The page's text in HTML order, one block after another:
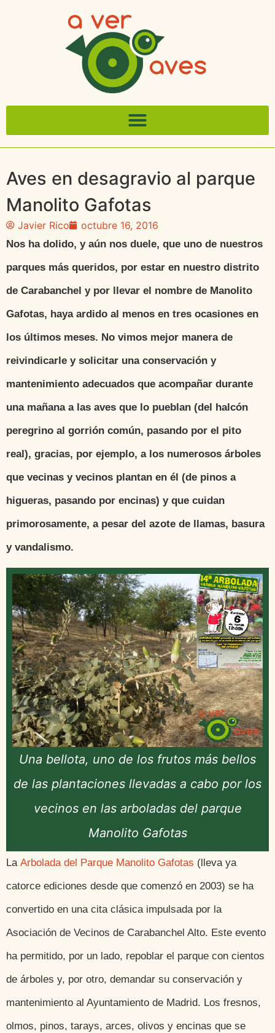
Aves en desagravio al parque
Manolito Gafotas
Javier Rico octubre 16, 2016
Nos ha dolido, y aún nos duele, que uno de nuestros
parques más queridos, por estar en nuestro distrito
de Carabanchel y por llevar el nombre de Manolito
Gafotas, haya ardido al menos en tres ocasiones en
los últimos meses. No vimos mejor manera de
reivindicarle y solicitar una conservación y
mantenimiento adecuados que acompañar durante
una mañana a las aves que lo pueblan (del halcón
peregrino al gorrión común, pasando por el pito
real), gracias, por ejemplo, a los numerosos árboles
que vecinas y vecinos plantan en él (de pinos a
higueras, pasando por encinas) y que cuidan
primorosamente, a pesar del azote de llamas, basura
y vandalismo.
Una bellota, uno de los frutos más bellos
de las plantaciones llevadas a cabo por los
vecinos en las arboladas del parque
Manolito Gafotas
La Arbolada del Parque Manolito Gafotas (lleva ya
catorce ediciones desde que comenzó en 2003) se ha
convertido en una cita clásica impulsada por la
Asociación de Vecinos de Carabanchel Alto. Este evento
ha permitido, por un lado, repoblar el parque con cientos
de árboles y, por otro, demandar su conservación y
mantenimiento al Ayuntamiento de Madrid. Los fresnos,
olmos, pinos, tarays, arces, olivos y encinas que se